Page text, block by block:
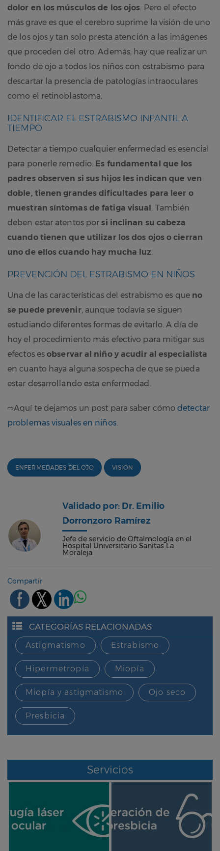
dolor en los músculos de los ojos . Pero el efecto
más grave es que el cerebro suprime la visión de uno
de los ojos y tan solo presta atención a las imágenes
que proceden del otro. Además, hay que realizar un
fondo de ojo a todos los niños con estrabismo para
descartar la presencia de patologías intraoculares
como el retinoblastoma.
IDENTIFICAR EL ESTRABISMO INFANTIL A
TIEMPO
Detectar a tiempo cualquier enfermedad es esencial
para ponerle remedio. Es fundamental que los
padres observen si sus hijos les indican que ven
doble, tienen grandes dificultades para leer o
muestran síntomas de fatiga visual. También
deben estar atentos porsi inclinan su cabeza
cuando tienen que utilizar los dos ojos o cierran
uno de ellos cuando hay mucha luz.
PREVENCIÓN DEL ESTRABISMO EN NIÑOS
Una de las características del estrabismo es que no
se puede prevenir, aunque todavía se siguen
estudiando diferentes formas de evitarlo. A día de
hoy el procedimiento más efectivo para mitigar sus
efectos es observar al niño y acudir al especialista
en cuanto haya alguna sospecha de que se pueda
estar desarrollando esta enfermedad.
⇨Aquí te dejamos un post para saber cómodetectar
problemas visuales en niños.
ENFERMEDADES DEL OJO VISIÓN
Validado por: Dr. Emilio
Dorronzoro Ramírez
Jefe de servicio de Oftalmología en el
Hospital Universitario Sanitas La
Moraleja.
Compartir
CATEGORÍAS RELACIONADAS
Astigmatismo Estrabismo
Hipermetropía Miopía
Miopía y astigmatismo Ojo seco
Presbicia
Servicios